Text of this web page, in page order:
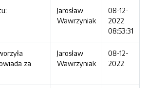
Jarosław
Wawrzyniak
08-12-
2022
08:53:31
za
Jarosław
Wawrzyniak
08-12-
2022